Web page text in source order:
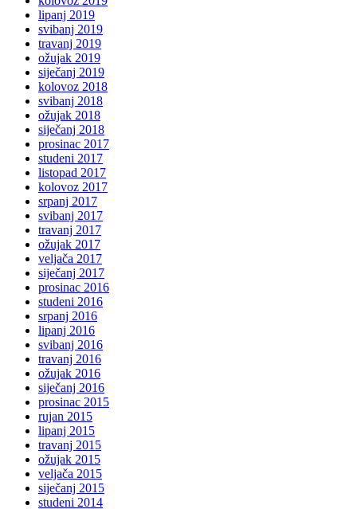
lipanj 2019
svibanj 2019
travanj 2019
ožujak 2019
siječanj 2019
kolovoz 2018
svibanj 2018
ožujak 2018
siječanj 2018
prosinac 2017
studeni 2017
listopad 2017
kolovoz 2017
srpanj 2017
svibanj 2017
travanj 2017
ožujak 2017
veljača 2017
siječanj 2017
prosinac 2016
studeni 2016
srpanj 2016
lipanj 2016
svibanj 2016
travanj 2016
ožujak 2016
siječanj 2016
prosinac 2015
rujan 2015
lipanj 2015
travanj 2015
ožujak 2015
veljača 2015
siječanj 2015
studeni 2014